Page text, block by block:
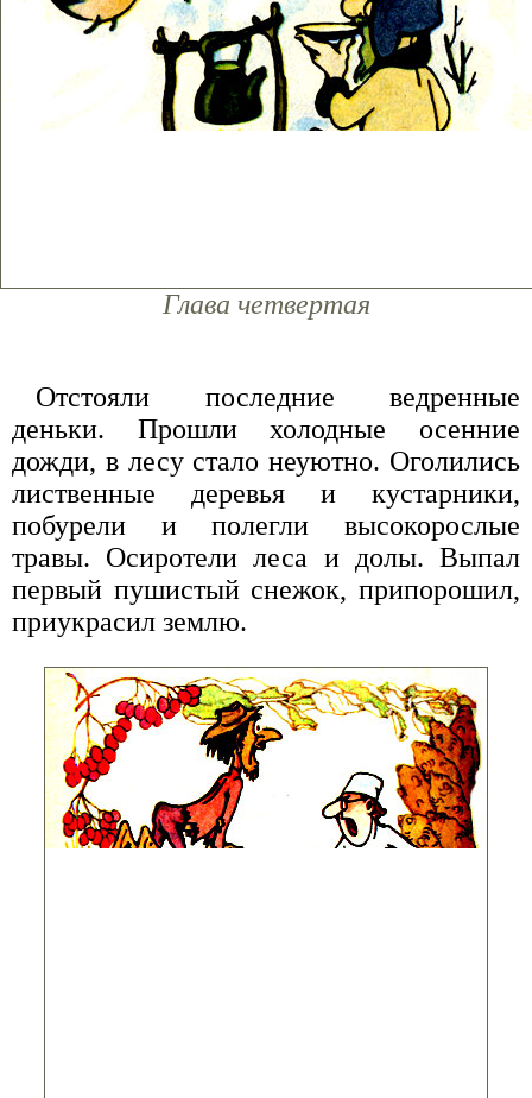
Глава четвертая
Отстояли последние ведренные
деньки. Прошли холодные осенние
дожди, в лесу стало неуютно. Оголились
лиственные деревья и кустарники,
побурели и полегли высокорослые
травы. Осиротели леса и долы. Выпал
первый пушистый снежок, припорошил,
приукрасил землю.